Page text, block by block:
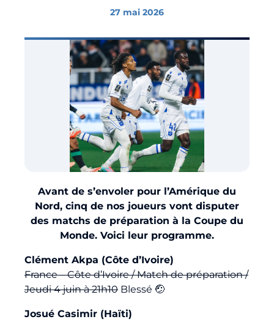
Horizon AJA
Boutique officielle
27 mai 2026
Avant de s’envoler pour l’Amérique du
Nord, cinq de nos joueurs vont disputer
des matchs de préparation à la Coupe du
Monde. Voici leur programme.
Clément Akpa (Côte d’Ivoire)
France – Côte d’Ivoire / Match de préparation /
Jeudi 4 juin à 21h10 Blessé 🤕
Josué Casimir (Haïti)